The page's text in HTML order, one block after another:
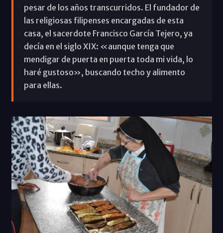
pesar de los años transcurridos. El fundador de
las religiosas filipenses encargadas de esta
casa, el sacerdote Francisco García Tejero, ya
decía en el siglo XIX: «aunque tenga que
mendigar de puerta en puerta toda mi vida, lo
haré gustoso», buscando techo y alimento
para ellas.